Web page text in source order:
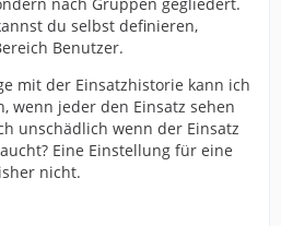
du selbst definieren,
Benutzer.
mit der Einsatzhistorie kann ich
wenn jeder den Einsatz sehen
unschädlich wenn der Einsatz
Eine Einstellung für eine
nicht.